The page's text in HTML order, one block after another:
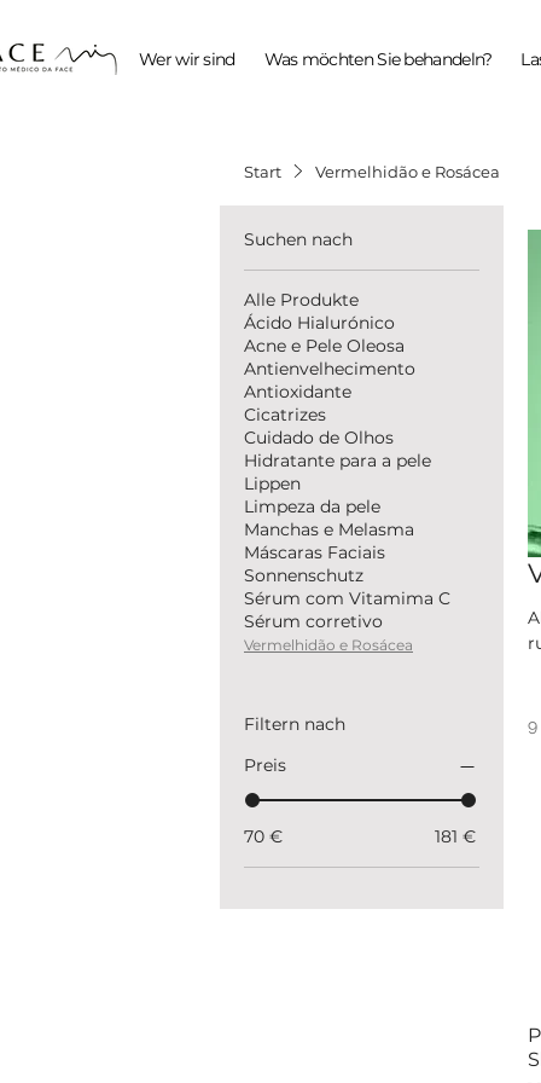
Wer wir sind Was möchten Sie behandeln?
Start Vermelhidão e Rosácea
Suchen nach
Alle Produkte
Ácido Hialurónico
Acne e Pele Oleosa
Antienvelhecimento
Antioxidante
Cicatrizes
Cuidado de Olhos
Hidratante para a pele
Lippen
Limpeza da pele
Manchas e Melasma
Máscaras Faciais
Sonnenschutz
Sérum com Vitamima C
Sérum corretivo
Vermelhidão e Rosácea
Filtern nach
Preis
70 € 181 €
9